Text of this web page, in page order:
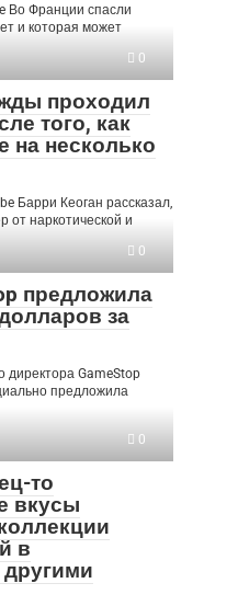
Во Франции спасли
и которая может
0
проходил
того, как
на несколько
Барри Кеоган рассказал,
от наркотической и
0
предложила
за
директора GameStop
предложила
0
то
вкусы
в
другими